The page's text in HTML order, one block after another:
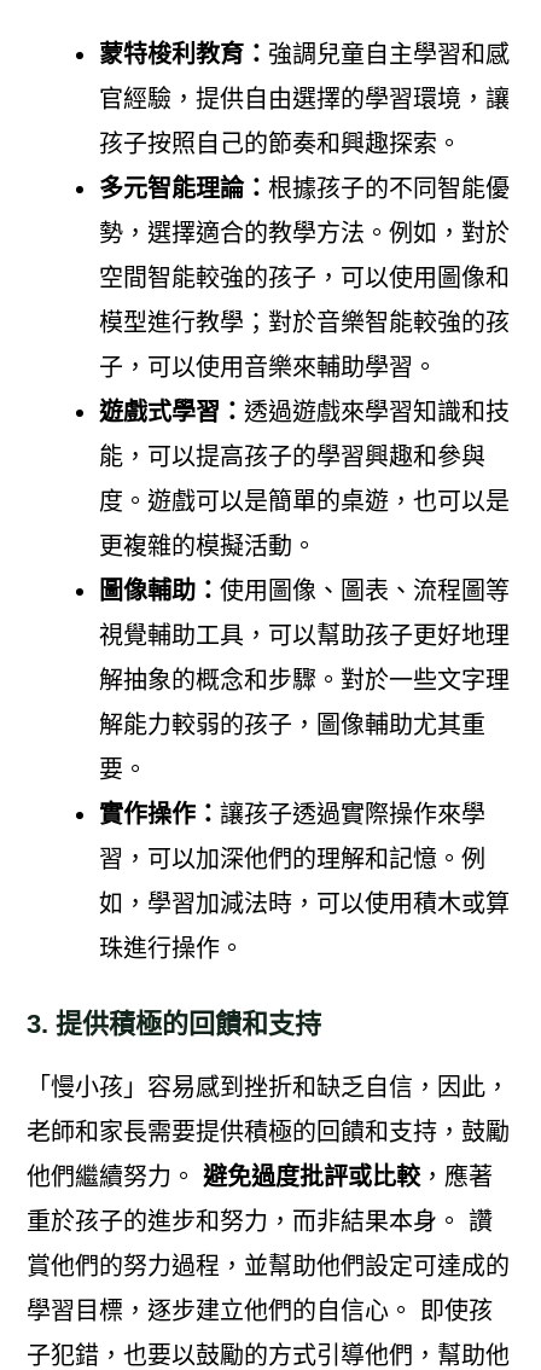
蒙特梭利教育： 強調兒童自主學習和感
官經驗，提供自由選擇的學習環境，讓
孩子按照自己的節奏和興趣探索。
多元智能理論： 根據孩子的不同智能優
勢，選擇適合的教學方法。例如，對於
空間智能較強的孩子，可以使用圖像和
模型進行教學；對於音樂智能較強的孩
子，可以使用音樂來輔助學習。
遊戲式學習： 透過遊戲來學習知識和技
能，可以提高孩子的學習興趣和參與
度。遊戲可以是簡單的桌遊，也可以是
更複雜的模擬活動。
圖像輔助： 使用圖像、圖表、流程圖等
視覺輔助工具，可以幫助孩子更好地理
解抽象的概念和步驟。對於一些文字理
解能力較弱的孩子，圖像輔助尤其重
要。
實作操作： 讓孩子透過實際操作來學
習，可以加深他們的理解和記憶。例
如，學習加減法時，可以使用積木或算
珠進行操作。
3. 提供積極的回饋和支持
「慢小孩」容易感到挫折和缺乏自信，因此，
老師和家長需要提供積極的回饋和支持，鼓勵
他們繼續努力。 避免過度批評或比較，應著
重於孩子的進步和努力，而非結果本身。 讚
賞他們的努力過程，並幫助他們設定可達成的
學習目標，逐步建立他們的自信心。 即使孩
子犯錯，也要以鼓勵的方式引導他們，幫助他